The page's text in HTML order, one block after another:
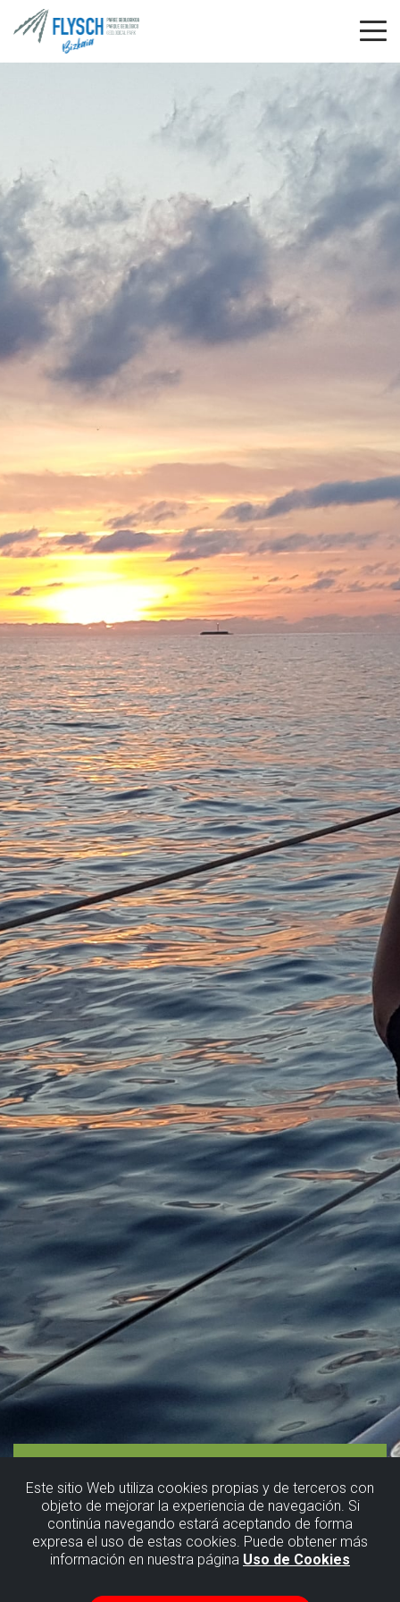
Este sitio Web utiliza cookies propias y de terceros con
objeto de mejorar la experiencia de navegación. Si
continúa navegando estará aceptando de forma
expresa el uso de estas cookies. Puede obtener más
información en nuestra página Uso de Cookies